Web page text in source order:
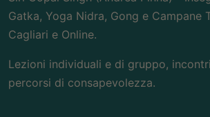
Gatka, Yoga Nidra, Gong e Campane
Cagliari e Online.
Lezioni individuali e di gruppo,
percorsi di consapevolezza.